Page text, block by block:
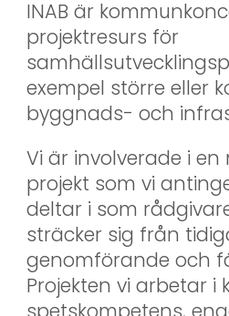
INAB är
projektresurs för
exempel större eller
byggnads- och
Vi är involverade i
projekt som vi
deltar i som
sträcker sig från
genomförande och
Projekten vi arbetar i